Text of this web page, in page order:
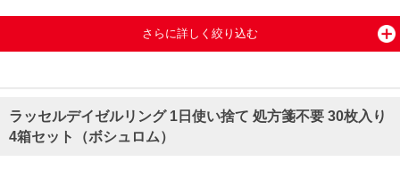
さらに詳しく絞り込む
ラッセルデイゼルリング 1日使い捨て 処方箋不要 30枚入り
4箱セット（ボシュロム）